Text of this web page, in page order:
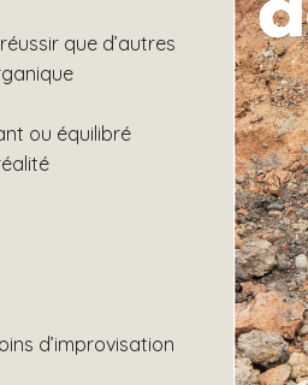
que d’autres
ou équilibré
d’improvisation